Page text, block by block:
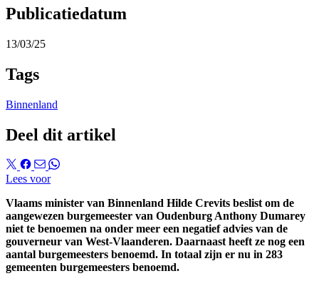
Publicatiedatum
13/03/25
Tags
Binnenland
Deel dit artikel
Lees voor
Vlaams minister van Binnenland Hilde Crevits beslist om de
aangewezen burgemeester van Oudenburg Anthony Dumarey
niet te benoemen na onder meer een negatief advies van de
gouverneur van West-Vlaanderen. Daarnaast heeft ze nog een
aantal burgemeesters benoemd. In totaal zijn er nu in 283
gemeenten burgemeesters benoemd.